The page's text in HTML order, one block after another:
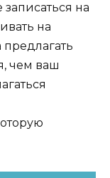
на
на
чем ваш